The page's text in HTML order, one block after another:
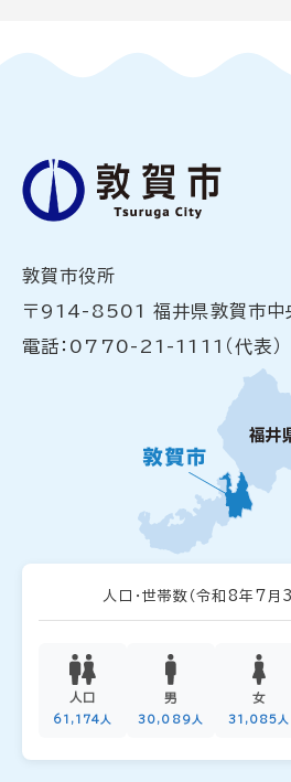
敦賀市役所
〒914-8501 福井県敦賀市中
電話：0770-21-1111（代表）
人口・世帯数 （令和8年7月
人口
61,174人
男
30,089人
女
31,085人